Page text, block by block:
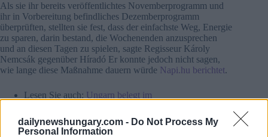
dailynewshungary.com - Do Not Process My
Personal Information
Als sie ihr bereits veröffentlichtes Novemberprogramm und
ihr in Vorbereitung befindliches Dezemberprogramm
überprüften, stellten sie fest, dass der einfachste Weg, Energie
zu sparen, darin bestand, die Wochenenden anzusprechen
und an diesen Tagen zu spielen, sagte Regisseur Károly
Nemcsák gegenüber Híradó Er konnte jedoch nicht sagen,
wie lange diese Maßnahme dauern würde Napi.hu berichtet.
Lesen Sie auch: Ungarn belegt im
Bei den Vígszínház rechnet man damit, dass “das Publikum